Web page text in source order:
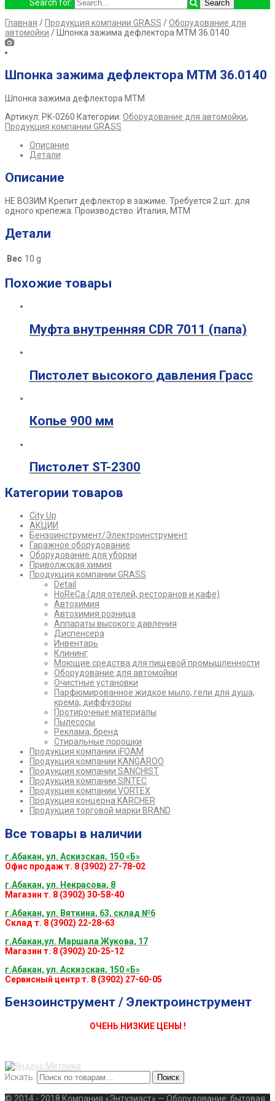
Search for:
Главная / Продукция компании GRASS /Оборудование для
автомойки / Шпонка зажима дефлектора МТМ 36.0140
Шпонка зажима дефлектора МТМ 36.0140
Шпонка зажима дефлектора МТМ
Артикул: PK-0260 Категории: Оборудование для автомойки,
Продукция компании GRASS
Описание
Детали
Описание
НЕ ВОЗИМ Крепит дефлектор в зажиме. Требуется 2 шт. для
одного крепежа. Производство: Италия, MTM
Детали
Вес 10 g
Похожие товары
Муфта внутренняя CDR 7011 (папа)
Пистолет высокого давления Грасс
Копье 900 мм
Пистолет ST-2300
Категории товаров
City Up
АКЦИИ
Бензоинструмент/Электроинструмент
Гаражное оборудование
Оборудование для уборки
Приволжская химия
Продукция компании GRASS
Detail
HoReCa (для отелей, ресторанов и кафе)
Автохимия
Автохимия розница
Аппараты высокого давления
Диспенсера
Инвентарь
Клининг
Моющие средства для пищевой промышленности
Оборудование для автомойки
Очистные установки
Парфюмированное жидкое мыло, гели для душа,
крема, диффузоры
Протирочные материалы
Пылесосы
Реклама, бренд
Стиральные порошки
Продукция компании iFOAM
Продукция компании KANGAROO
Продукция компании SANCHIST
Продукция компании SINTEC
Продукция компании VORTEX
Продукция концерна KARCHER
Продукция торговой марки BRAND
Все товары в наличии
г.Абакан, ул. Аскизская, 150 «Б»
Офис продаж т. 8 (3902) 27-78-02
г.Абакан, ул. Некрасова, 8
Магазин т. 8 (3902) 30-58-40
г.Абакан, ул. Вяткина, 63, склад №6
Склад т. 8 (3902) 22-28-63
г.Абакан,ул. Маршала Жукова, 17
Магазин т. 8 (3902) 20-25-12
г.Абакан, ул. Аскизская, 150 «Б»
Сервисный центр т. 8 (3902) 27-60-05
Бензоинструмент / Электроинструмент
ОЧЕНЬ НИЗКИЕ ЦЕНЫ !
Искать: Поиск
© 2014 - 2018 Компания «Энтузиаст» — Оборудование, бытовая